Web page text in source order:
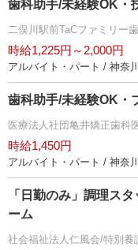
歯科助手/未経験OK・
二俣川駅前TaCファミリー
時給1,225円～2,000円
アルバイト・パート / 神奈
歯科助手/未経験OK・
医療法人社団亀井矯正歯科
時給1,450円
アルバイト・パート / 神奈
「日勤のみ」調理ス
ーム
社会福祉法人仁風会/特別